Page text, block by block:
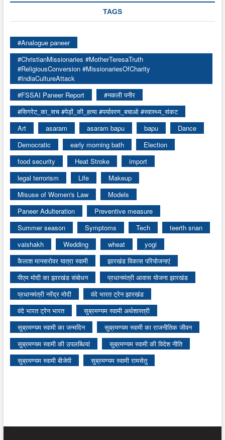
TAGS
#Analogue paneer
#ChristianMissionaries #MotherTeresaTruth
#ReligiousConversion #MissionariesOfCharity
#IndiaCultureAttack
#FSSAI Paneer Report
#नकली पनीर
#सिगरेट_का_सच #पेड़ों_की_हत्या #पर्यावरण_बचाओ #स्वास्थ्य_संकट
Art
asaram asaram bapu bapu
Dance
Democratic
early morning bath
Election
food security
Heat Stroke
import
legal terrorism
Life
Makeup
Misuse of Women's Law
Models
Paneer Adulteration
Preventive measure
Summer season
Symptoms Tech
teerth snan
vaishakh
Wedding wheat
yogi
कैलाश मानसरोवर यात्रा स्वामी
झारखंड विकास परियोजनाएं
पीएम मोदी का झारखंड संबोधन
प्रधानमंत्री आवास योजना झारखंड
प्रधानमंत्री नरेंद्र मोदी
वंदे भारत ट्रेन झारखंड
वंदे भारत ट्रेन भारत
सुब्रमण्यम स्वामी अर्थशास्त्री
सुब्रमण्यम स्वामी का जन्मदिन
सुब्रमण्यम स्वामी का राजनीतिक जीवन
सुब्रमण्यम स्वामी की उपलब्धियां
सुब्रमण्यम स्वामी की विदेश नीति
सुब्रमण्यम स्वामी बीजेपी
सुब्रमण्यम स्वामी रामसेतु